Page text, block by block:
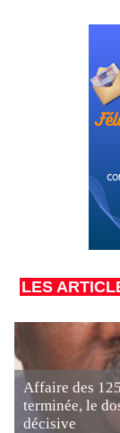
LES
Affaire des
terminée, le
décisive